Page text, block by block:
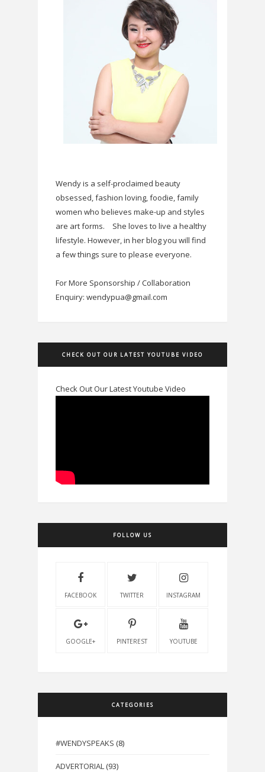
Wendy is a self-proclaimed beauty
obsessed, fashion loving, foodie, family
women who believes make-up and styles
are art forms.
She loves to live a healthy
lifestyle. However, in her blog you will find
a few things sure to please everyone.
For More Sponsorship / Collaboration
Enquiry: wendypua@gmail.com
CHECK OUT OUR LATEST YOUTUBE VIDEO
Check Out Our Latest Youtube Video
FOLLOW US
FACEBOOK TWITTER INSTAGRAM
GOOGLE+ PINTEREST YOUTUBE
CATEGORIES
#WENDYSPEAKS (8)
ADVERTORIAL (93)